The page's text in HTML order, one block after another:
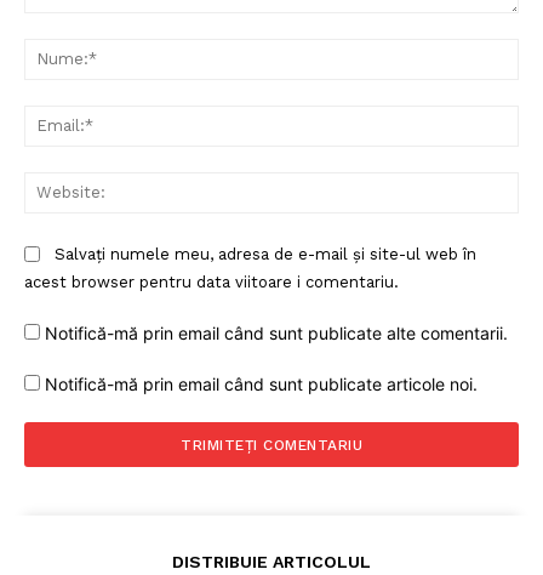
Salvați numele meu, adresa de e-mail și site-ul web în
acest browser pentru data viitoare i comentariu.
Notifică-mă prin email când sunt publicate alte comentarii.
Notifică-mă prin email când sunt publicate articole noi.
DISTRIBUIE ARTICOLUL